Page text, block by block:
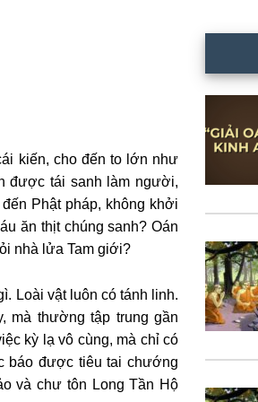
kiến, cho đến to lớn như
được tái sanh làm người,
Phật pháp, không khởi
ăn thịt chúng sanh? Oán
nhà lửa Tam giới?
Loài vật luôn có tánh linh.
mà thường tập trung gần
kỳ lạ vô cùng, mà chỉ có
báo được tiêu tai chướng
và chư tôn Long Tần Hộ